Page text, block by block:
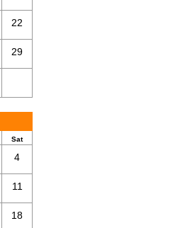
22
29
Sat
4
11
18